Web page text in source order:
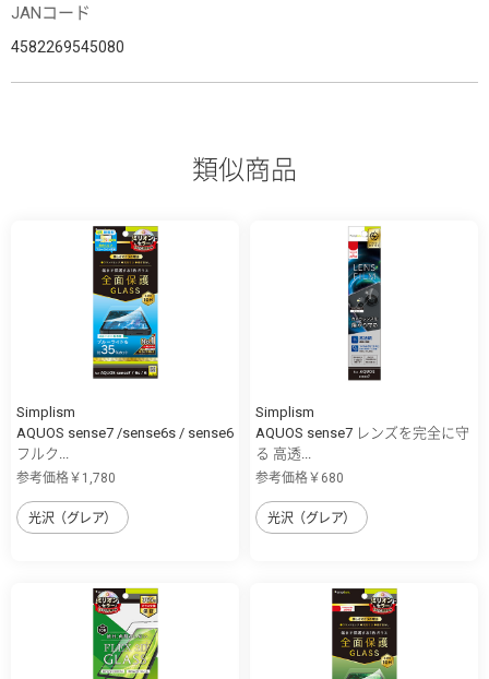
JANコード
4582269545080
類似商品
Simplism
AQUOS sense7 /sense6s / sense6
フルク...
参考価格￥1,780
光沢（グレア）
Simplism
AQUOS sense7 レンズを完全に守
る 高透...
参考価格￥680
光沢（グレア）